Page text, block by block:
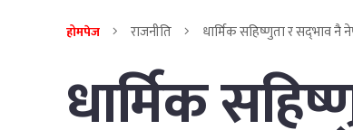
होमपेज राजनीति धार्मिक सहिष्णुता र सद्‌भाव नै
धार्मिक